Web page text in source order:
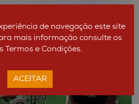
de navegação este site
mais informação consulte os
Termos e Condições.
ACEITAR